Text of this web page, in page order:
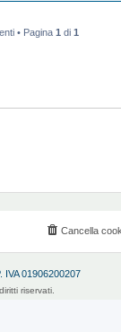
• Pagina 1 di 1
Cancella
IVA 01906200207
riservati.